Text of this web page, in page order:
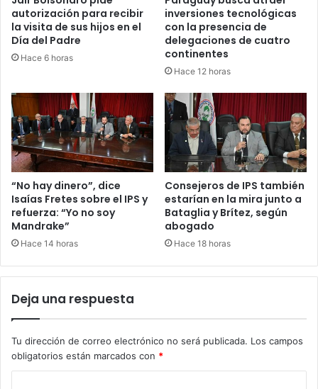
autorización para recibir
la visita de sus hijos en el
Día del Padre
Hace 6 horas
inversiones tecnológicas
con la presencia de
delegaciones de cuatro
continentes
Hace 12 horas
“No hay dinero”, dice
Isaías Fretes sobre el IPS y
refuerza: “Yo no soy
Mandrake”
Hace 14 horas
Consejeros de IPS también
estarían en la mira junto a
Bataglia y Brítez, según
abogado
Hace 18 horas
Deja una respuesta
Tu dirección de correo electrónico no será publicada. Los campos
obligatorios están marcados con *